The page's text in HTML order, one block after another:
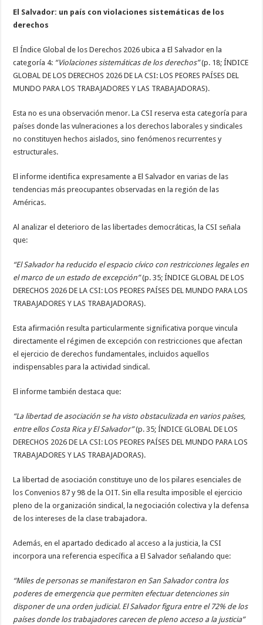
El Salvador: un país con violaciones sistemáticas de los
derechos
El Índice Global de los Derechos 2026 ubica a El Salvador en la
categoría 4: “Violaciones sistemáticas de los derechos”(p. 18; ÍNDICE
GLOBAL DE LOS DERECHOS 2026 DE LA CSI: LOS PEORES PAÍSES DEL
MUNDO PARA LOS TRABAJADORES Y LAS TRABAJADORAS).
Esta no es una observación menor. La CSI reserva esta categoría para
países donde las vulneraciones a los derechos laborales y sindicales
no constituyen hechos aislados, sino fenómenos recurrentes y
estructurales.
El informe identifica expresamente a El Salvador en varias de las
tendencias más preocupantes observadas en la región de las
Américas.
Al analizar el deterioro de las libertades democráticas, la CSI señala
que:
“El Salvador ha reducido el espacio cívico con restricciones legales en
el marco de un estado de excepción”(p. 35; ÍNDICE GLOBAL DE LOS
DERECHOS 2026 DE LA CSI: LOS PEORES PAÍSES DEL MUNDO PARA LOS
TRABAJADORES Y LAS TRABAJADORAS).
Esta afirmación resulta particularmente significativa porque vincula
directamente el régimen de excepción con restricciones que afectan
el ejercicio de derechos fundamentales, incluidos aquellos
indispensables para la actividad sindical.
El informe también destaca que:
“La libertad de asociación se ha visto obstaculizada en varios países,
entre ellos Costa Rica y El Salvador”(p. 35; ÍNDICE GLOBAL DE LOS
DERECHOS 2026 DE LA CSI: LOS PEORES PAÍSES DEL MUNDO PARA LOS
TRABAJADORES Y LAS TRABAJADORAS).
La libertad de asociación constituye uno de los pilares esenciales de
los Convenios 87 y 98 de la OIT. Sin ella resulta imposible el ejercicio
pleno de la organización sindical, la negociación colectiva y la defensa
de los intereses de la clase trabajadora.
Además, en el apartado dedicado al acceso a la justicia, la CSI
incorpora una referencia específica a El Salvador señalando que:
“Miles de personas se manifestaron en San Salvador contra los
poderes de emergencia que permiten efectuar detenciones sin
disponer de una orden judicial. El Salvador figura entre el 72% de los
países donde los trabajadores carecen de pleno acceso a la justicia”